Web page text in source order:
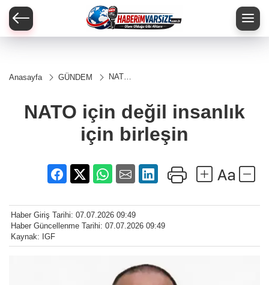
Anasayfa GÜNDEM
NATO
insanlık
için
NATO için değil insanlık
için birleşin
Haber Giriş Tarihi: 07.07.2026 09:49
Haber Güncellenme Tarihi: 07.07.2026 09:49
Kaynak: IGF